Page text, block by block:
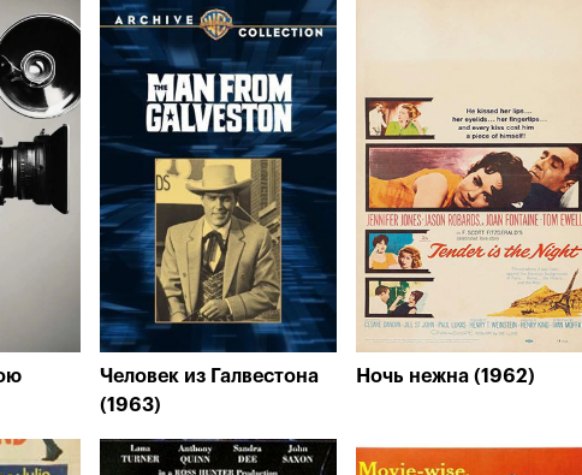
Человек из Галвестона
(1963)
Ночь нежна (1962)